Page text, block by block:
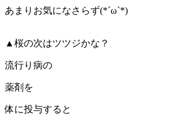
あまりお気になさらず(*´ω`*)
▲桜の次はツツジかな？
流行り病の
薬剤を
体に投与すると